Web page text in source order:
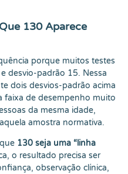
130 Aparece
porque muitos testes
desvio-padrão 15. Nessa
dois desvios-padrão acima
faixa de desempenho muito
da mesma idade,
amostra normativa.
130 seja uma “linha
o resultado precisa ser
observação clínica,